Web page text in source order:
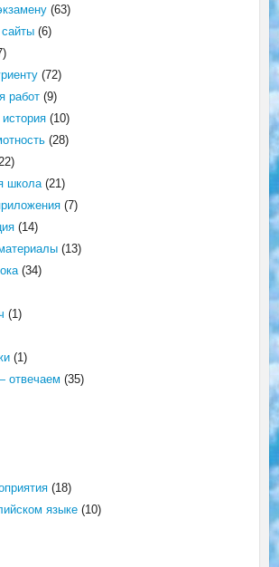
(63)
(6)
(72)
работ(9)
(10)
(28)
школа(21)
(7)
(14)
(13)
(34)
(1)
(1)
отвечаем (35)
(18)
языке(10)